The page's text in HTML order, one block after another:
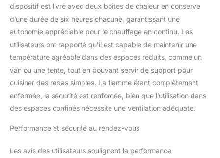
200 m² avec ventilateur
alimenté par la chaleur
Alimenté par la chaleur
en conserve (3 incluses)
: sans danger pour une
utilisation en intérieur. *
La chaleur en conserve
inodore, sans fumée,
non toxique et
généralement sans
utilisation en intérieur. Il
recommandé de fournir
dispositif est livré avec deux boîtes de chaleur en conserve
d’une durée de six heures chacune, garantissant une
autonomie appréciable pour le chauffage en continu. Les
utilisateurs ont rapporté qu’il est capable de maintenir une
température agréable dans des espaces réduits, comme un
van ou une tente, tout en pouvant servir de support pour
cuisiner des repas simples. La flamme étant complètement
enfermée, la sécurité est renforcée, bien que l’utilisation dans
des espaces confinés nécessite une ventilation adéquate.
Performance et sécurité au rendez-vous
Les avis des utilisateurs soulignent la performance